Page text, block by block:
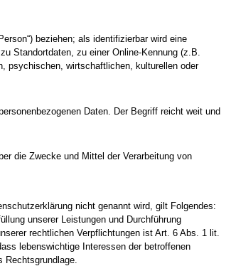
beziehen; als identifizierbar wird eine
Standortdaten, zu einer Online-Kennung (z.B.
psychischen, wirtschaftlichen, kulturellen oder
Daten. Der Begriff reicht weit und
die Zwecke und Mittel der Verarbeitung von
nicht genannt wird, gilt Folgendes:
unserer Leistungen und Durchführung
rechtlichen Verpflichtungen ist Art. 6 Abs. 1 lit.
lebenswichtige Interessen der betroffenen